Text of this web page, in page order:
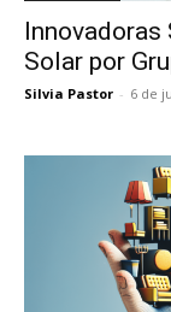
Solar por
Silvia Pastor - 6 de